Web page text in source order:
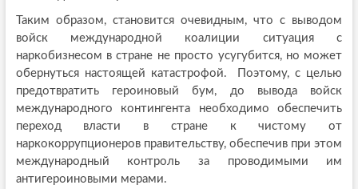
Таким образом, становится очевидным, что с выводом
войск международной коалиции ситуация с
наркобизнесом в стране не просто усугубится, но может
обернуться настоящей катастрофой. Поэтому, с целью
предотвратить героиновый бум, до вывода войск
международного контингента необходимо обеспечить
переход власти в стране к чистому от
наркокоррупционеров правительству, обеспечив при этом
международный контроль за проводимыми им
антигероиновыми мерами.